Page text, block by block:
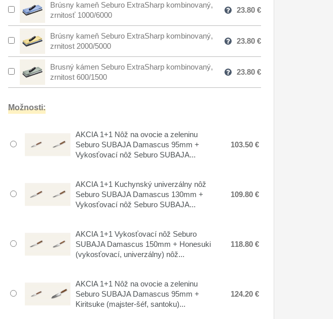
Brúsny kameň Seburo ExtraSharp kombinovaný,
zrnitosť 1000/6000
23.80 €
Brúsny kameň Seburo ExtraSharp kombinovaný,
zrnitost 2000/5000
23.80 €
Brusný kámen Seburo ExtraSharp kombinovaný,
zrnitost 600/1500
23.80 €
Možnosti:
AKCIA 1+1 Nôž na ovocie a zeleninu
Seburo SUBAJA Damascus 95mm +
Vykosťovací nôž Seburo SUBAJA...
103.50 €
AKCIA 1+1 Kuchynský univerzálny nôž
Seburo SUBAJA Damascus 130mm +
Vykosťovací nôž Seburo SUBAJA...
109.80 €
AKCIA 1+1 Vykosťovací nôž Seburo
SUBAJA Damascus 150mm + Honesuki
(vykosťovací, univerzálny) nôž...
118.80 €
AKCIA 1+1 Nôž na ovocie a zeleninu
Seburo SUBAJA Damascus 95mm +
Kiritsuke (majster-šéf, santoku)...
124.20 €